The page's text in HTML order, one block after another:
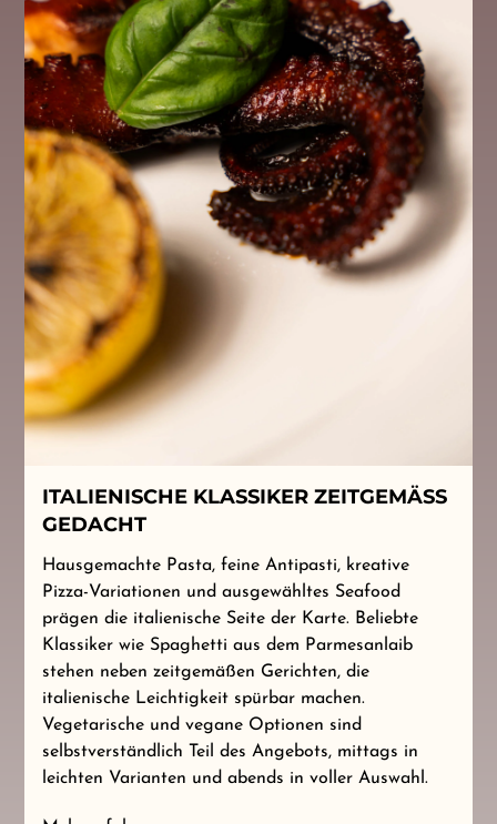
ITALIENISCHE KLASSIKER ZEITGEMÄSS G
EDACHT
Hausgemachte Pasta, feine Antipasti, kreative
Pizza-Variationen und ausgewähltes Seafood
prägen die italienische Seite der Karte. Beliebte
Klassiker wie Spaghetti aus dem Parmesanlaib
stehen neben zeitgemäßen Gerichten, die
italienische Leichtigkeit spürbar machen.
Vegetarische und vegane Optionen sind
selbstverständlich Teil des Angebots, mittags in
leichten Varianten und abends in voller Auswahl.